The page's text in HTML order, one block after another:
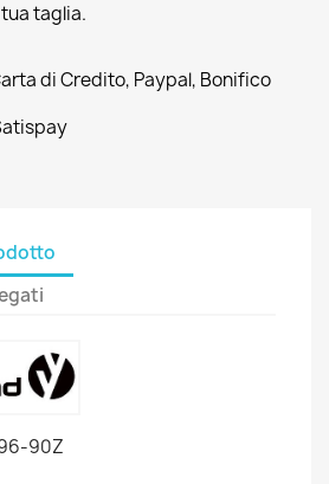
taglia.
di Credito, Paypal, Bonifico
90Z